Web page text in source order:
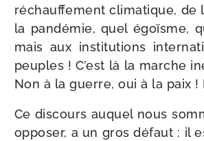
réchauf­fe­ment cli­ma­tique, de
la pan­dé­mie, quel égoïsme,
mais aux ins­ti­tu­tions
peuples ! C’est là la marche
Non à la guerre, oui à la paix
Ce dis­cours auquel nous
oppo­ser, a un gros défaut : il